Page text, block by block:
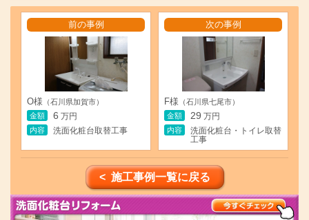
前の事例
O様 （石川県加賀市）
金額
6 万円
内容
洗面化粧台取替工事
次の事例
F様 （石川県七尾市）
金額
29 万円
内容
洗面化粧台・トイレ取替
工事
< 施工事例一覧に戻る